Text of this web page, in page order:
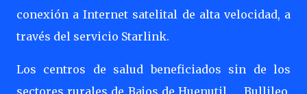
conexión a Internet satelital de alta velocidad, a
través del servicio Starlink.
Los centros de salud beneficiados sin de los
sectores rurales de Bajos de Huenutil,
Bullileo,